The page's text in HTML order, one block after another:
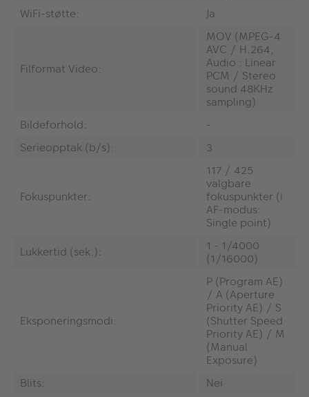
WiFi-støtte:
Ja
Filformat Video:
MOV (MPEG-4
AVC / H.264,
Audio : Linear
PCM / Stereo
sound 48KHz
sampling)
Bildeforhold:
-
Serieopptak (b/s):
3
Fokuspunkter:
117 / 425
valgbare
fokuspunkter (i
AF-modus:
Single point)
Lukkertid (sek.):
1 - 1/4000
(1/16000)
Eksponeringsmodi:
P (Program AE)
/ A (Aperture
Priority AE) / S
(Shutter Speed
Priority AE) / M
(Manual
Exposure)
Blits:
Nei